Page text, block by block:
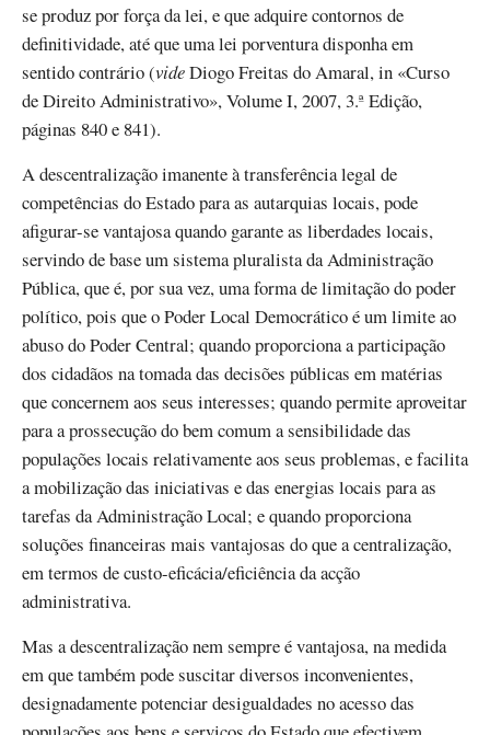
se produz por força da lei, e que adquire contornos de
definitividade, até que uma lei porventura disponha em
sentido contrário (videDiogo Freitas do Amaral, in «Curso
de Direito Administrativo», Volume I, 2007, 3.ª Edição,
páginas 840 e 841).
A descentralização imanente à transferência legal de
competências do Estado para as autarquias locais, pode
afigurar-se vantajosa quando garante as liberdades locais,
servindo de base um sistema pluralista da Administração
Pública, que é, por sua vez, uma forma de limitação do poder
político, pois que o Poder Local Democrático é um limite ao
abuso do Poder Central; quando proporciona a participação
dos cidadãos na tomada das decisões públicas em matérias
que concernem aos seus interesses; quando permite aproveitar
para a prossecução do bem comum a sensibilidade das
populações locais relativamente aos seus problemas, e facilita
a mobilização das iniciativas e das energias locais para as
tarefas da Administração Local; e quando proporciona
soluções financeiras mais vantajosas do que a centralização,
em termos de custo-eficácia/eficiência da acção
administrativa.
Mas a descentralização nem sempre é vantajosa, na medida
em que também pode suscitar diversos inconvenientes,
designadamente potenciar desigualdades no acesso das